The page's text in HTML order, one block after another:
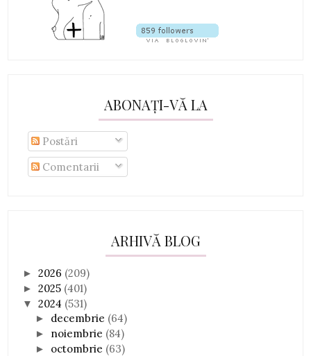
ABONAȚI-VĂ LA
Postări
Comentarii
ARHIVĂ BLOG
►2026 (209)
►2025 (401)
▼2024 (531)
► decembrie (64)
► noiembrie (84)
► octombrie (63)